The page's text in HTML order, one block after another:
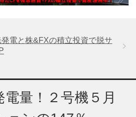
電と株&FXの積立投資で脱サ
量！２号機５月